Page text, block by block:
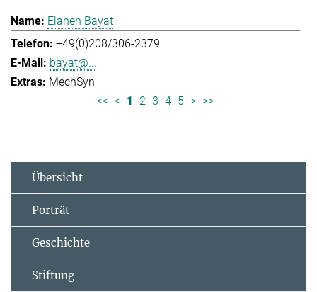
Elaheh Bayat
+49(0)208/306-2379
bayat@...
MechSyn
<< < 1 2 3 4 5 > >>
Übersicht
Porträt
Geschichte
Stiftung